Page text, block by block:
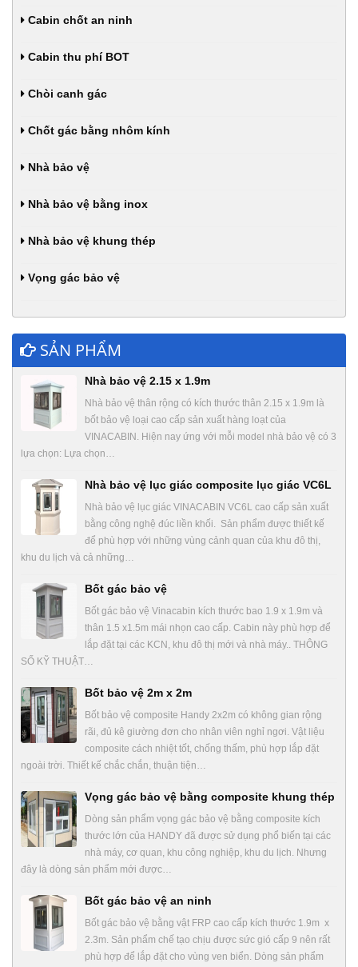
Cabin chốt an ninh
Cabin thu phí BOT
Chòi canh gác
Chốt gác bằng nhôm kính
Nhà bảo vệ
Nhà bảo vệ bằng inox
Nhà bảo vệ khung thép
Vọng gác bảo vệ
SẢN PHẨM
Nhà bảo vệ 2.15 x 1.9m
Nhà bảo vệ thân rộng có kích thước thân 2.15 x 1.9m là
bốt bảo vệ loại cao cấp sản xuất hàng loạt của
VINACABIN. Hiện nay ứng với mỗi model nhà bảo vệ có 3
lựa chọn: Lựa chọn…
Nhà bảo vệ lục giác composite lục giác VC6L
Nhà bảo vệ lục giác VINACABIN VC6L cao cấp sản xuất
bằng công nghệ đúc liền khối. Sản phẩm được thiết kế
để phù hợp với những vùng cảnh quan của khu đô thị,
khu du lịch và cả những…
Bốt gác bảo vệ
Bốt gác bảo vệ Vinacabin kích thước bao 1.9 x 1.9m và
thân 1.5 x1.5m mái nhọn cao cấp. Cabin này phù hợp để
lắp đặt tại các KCN, khu đô thị mới và nhà máy.. THÔNG
SỐ KỸ THUẬT…
Bốt bảo vệ 2m x 2m
Bốt bảo vệ composite Handy 2x2m có không gian rộng
rãi, đủ kê giường đơn cho nhân viên nghỉ ngơi. Vật liệu
composite cách nhiệt tốt, chống thấm, phù hợp lắp đặt
ngoài trời. Thiết kế chắc chắn, thuận tiện…
Vọng gác bảo vệ bằng composite khung thép
Dòng sản phẩm vọng gác bảo vệ bằng composite kích
thước lớn của HANDY đã được sử dụng phổ biến tại các
nhà máy, cơ quan, khu công nghiệp, khu du lịch. Nhưng
đây là dòng sản phẩm mới được…
Bốt gác bảo vệ an ninh
Bốt gác bảo vệ bằng vật FRP cao cấp kích thước 1.9m x
2.3m. Sản phẩm chế tạo chịu được sức gió cấp 9 nên rất
phù hợp để lắp đặt cho vùng ven biển. Dòng sản phẩm